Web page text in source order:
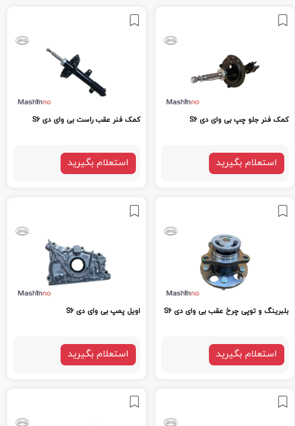
کمک فنر جلو چپ بی وای دی S6
استعلام بگیرید
کمک فنر عقب راست بی وای دی S6
استعلام بگیرید
بلبرینگ و توپی چرخ عقب بی وای دی S6
استعلام بگیرید
اویل پمپ بی وای دی S6
استعلام بگیرید